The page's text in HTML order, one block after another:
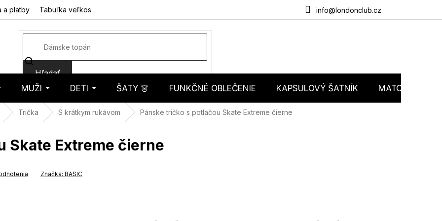
info@londonclub.cz
a platby Tabuľka veľkostí Obchodné podmienky Podmienky ochrany
Hľadať
MUŽI DETI ŠATY 👗 FUNKČNÉ OBLEČENIE KAPSULOVÝ ŠATNÍK MATCHY
Trička S krátkym rukávom Pánske tričko s potlačou Skate Extreme čierne
Skate Extreme čierne
Značka: BASIC